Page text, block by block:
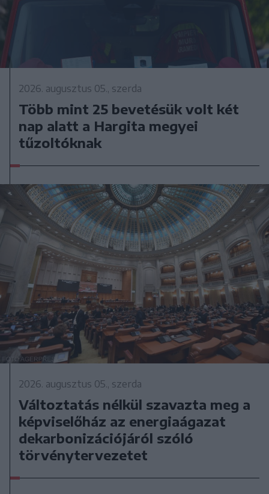
2026. augusztus 05., szerda
Több mint 25 bevetésük volt két
nap alatt a Hargita megyei
tűzoltóknak
2026. augusztus 05., szerda
Változtatás nélkül szavazta meg a
képviselőház az energiaágazat
dekarbonizációjáról szóló
törvénytervezetet